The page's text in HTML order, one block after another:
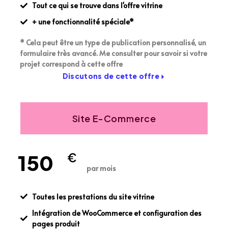
Tout ce qui se trouve dans l'offre vitrine
+ une fonctionnalité spéciale*
* Cela peut être un type de publication personnalisé, un
formulaire très avancé. Me consulter pour savoir si votre
projet correspond à cette offre
Discutons de cette offre
Site E-Commerce
150 €
par mois
Toutes les prestations du site vitrine
Intégration de WooCommerce et configuration des
pages produit